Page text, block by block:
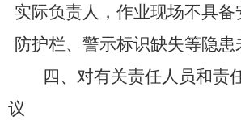
实际负责人，作业现场不具备
防护栏、警示标识缺失等隐患
四、对有关责任人员和责
议